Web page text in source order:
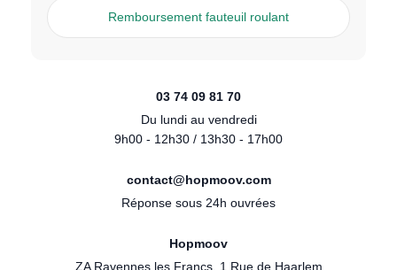
Remboursement fauteuil roulant
03 74 09 81 70
Du lundi au vendredi
9h00 - 12h30 / 13h30 - 17h00
contact@hopmoov.com
Réponse sous 24h ouvrées
Hopmoov
ZA Ravennes les Francs, 1 Rue de Haarlem